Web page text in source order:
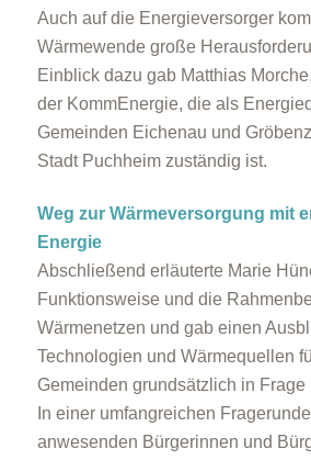
Auch auf die Energieversorger
Wärmewende große
Einblick dazu gab Matthias
der KommEnergie, die als
Gemeinden Eichenau und
Stadt Puchheim zuständig ist.
Weg zur Wärmeversorgung mit
Energie
Abschließend erläuterte Marie
Funktionsweise und die
Wärmenetzen und gab einen
Technologien und Wärmequellen
Gemeinden grundsätzlich in Frage
In einer umfangreichen
anwesenden Bürgerinnen und